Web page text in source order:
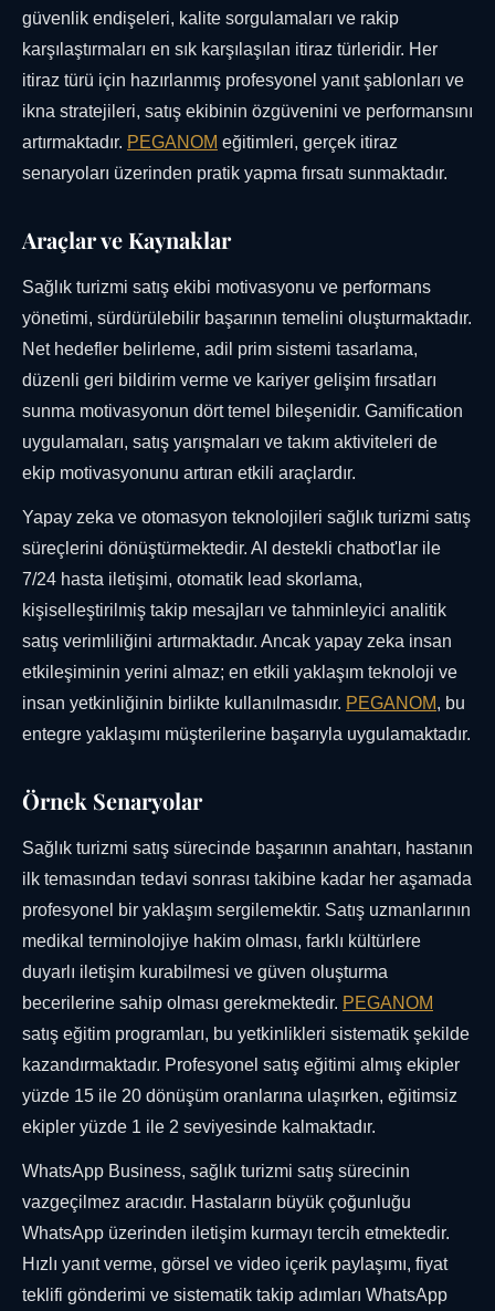
güvenlik endişeleri, kalite sorgulamaları ve rakip
karşılaştırmaları en sık karşılaşılan itiraz türleridir. Her
itiraz türü için hazırlanmış profesyonel yanıt şablonları ve
ikna stratejileri, satış ekibinin özgüvenini ve performansını
artırmaktadır. PEGANOM eğitimleri, gerçek itiraz
senaryoları üzerinden pratik yapma fırsatı sunmaktadır.
Araçlar ve Kaynaklar
Sağlık turizmi satış ekibi motivasyonu ve performans
yönetimi, sürdürülebilir başarının temelini oluşturmaktadır.
Net hedefler belirleme, adil prim sistemi tasarlama,
düzenli geri bildirim verme ve kariyer gelişim fırsatları
sunma motivasyonun dört temel bileşenidir. Gamification
uygulamaları, satış yarışmaları ve takım aktiviteleri de
ekip motivasyonunu artıran etkili araçlardır.
Yapay zeka ve otomasyon teknolojileri sağlık turizmi satış
süreçlerini dönüştürmektedir. AI destekli chatbot'lar ile
7/24 hasta iletişimi, otomatik lead skorlama,
kişiselleştirilmiş takip mesajları ve tahminleyici analitik
satış verimliliğini artırmaktadır. Ancak yapay zeka insan
etkileşiminin yerini almaz; en etkili yaklaşım teknoloji ve
insan yetkinliğinin birlikte kullanılmasıdır. PEGANOM, bu
entegre yaklaşımı müşterilerine başarıyla uygulamaktadır.
Örnek Senaryolar
Sağlık turizmi satış sürecinde başarının anahtarı, hastanın
ilk temasından tedavi sonrası takibine kadar her aşamada
profesyonel bir yaklaşım sergilemektir. Satış uzmanlarının
medikal terminolojiye hakim olması, farklı kültürlere
duyarlı iletişim kurabilmesi ve güven oluşturma
becerilerine sahip olması gerekmektedir. PEGANOM
satış eğitim programları, bu yetkinlikleri sistematik şekilde
kazandırmaktadır. Profesyonel satış eğitimi almış ekipler
yüzde 15 ile 20 dönüşüm oranlarına ulaşırken, eğitimsiz
ekipler yüzde 1 ile 2 seviyesinde kalmaktadır.
WhatsApp Business, sağlık turizmi satış sürecinin
vazgeçilmez aracıdır. Hastaların büyük çoğunluğu
WhatsApp üzerinden iletişim kurmayı tercih etmektedir.
Hızlı yanıt verme, görsel ve video içerik paylaşımı, fiyat
teklifi gönderimi ve sistematik takip adımları WhatsApp